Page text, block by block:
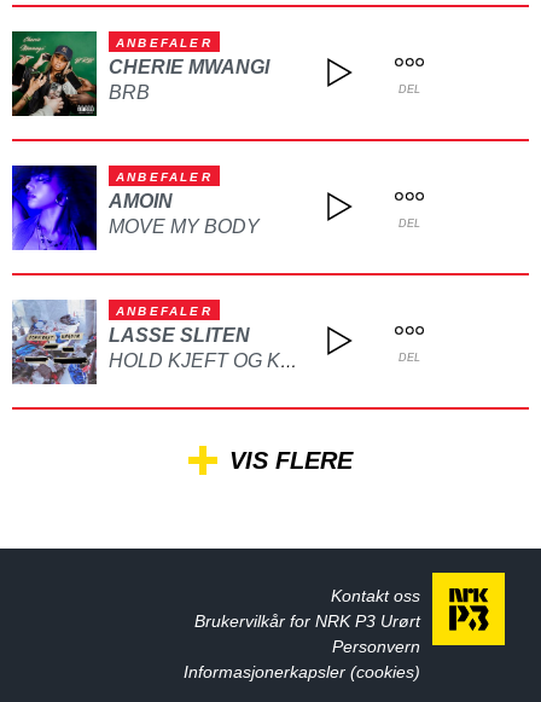
ANBEFALER
CHERIE MWANGI
BRB
DEL
ANBEFALER
AMOIN
MOVE MY BODY
DEL
ANBEFALER
LASSE SLITEN
HOLD KJEFT OG KYSS MEG DEL
VIS FLERE
Kontakt oss
Brukervilkår for NRK P3 Urørt
Personvern
Informasjonerkapsler (cookies)